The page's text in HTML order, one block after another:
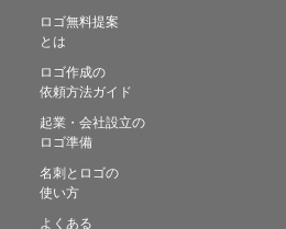
ロゴ無料提案
とは
ロゴ作成の
依頼方法ガイド
起業・会社設立の
ロゴ準備
名刺とロゴの
使い方
よくある